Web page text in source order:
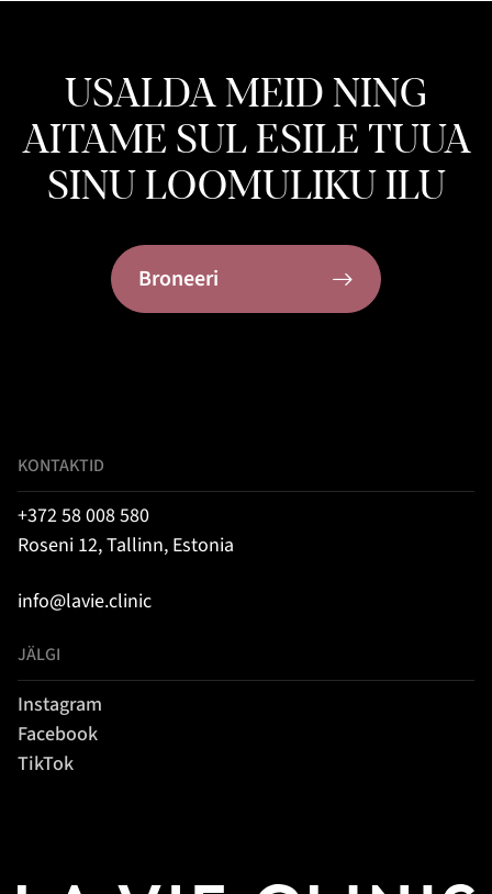
USALDA MEID NING
AITAME SUL ESILE TUUA
SINU LOOMULIKU ILU
Broneeri
KONTAKTID
+372 58 008 580
Roseni 12, Tallinn, Estonia
info@lavie.clinic
JÄLGI
Instagram
Facebook
TikTok